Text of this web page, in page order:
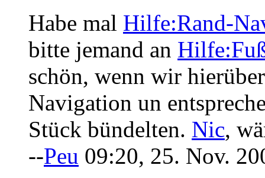
Habe mal Hilfe:Rand-
bitte jemand an
schön, wenn wir
Navigation un
Stück bündelten. Nic,
--Peu 09:20, 25. Nov.